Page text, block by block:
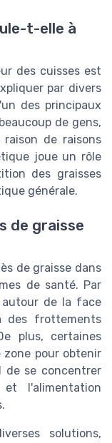
t-elle à
des cuisses est
par divers
des principaux
de gens,
de raisons
joue un rôle
des graisses
générale.
de graisse
de graisse dans
de santé. Par
autour de la face
des frottements
plus, certaines
pour obtenir
de se concentrer
l'alimentation
solutions,